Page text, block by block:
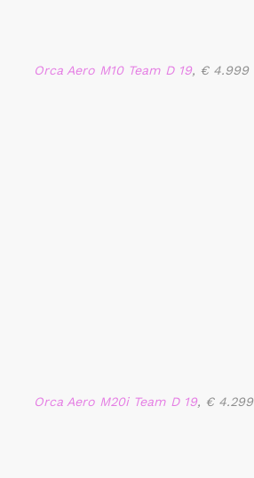
Orca Aero M10 Team D 19, € 4.999
Orca Aero M20i Team D 19, € 4.299